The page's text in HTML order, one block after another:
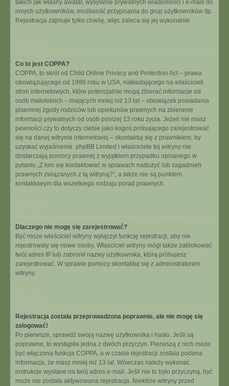
takich jak własny awatar, wysyłanie prywatnych wiadomości i e-maili do
innych użytkowników, możliwość przypisania do grup użytkowników itp.
Rejestracja zajmuje tylko chwilę, więc zaleca się jej wykonanie.
Na górę
Co to jest COPPA?
COPPA, to skrót od Child Online Privacy and Protection Act – prawa
obowiązującego od 1998 roku w USA, nakładającego na właścicieli
stron internetowych, które potencjalnie mogą zbierać informacje od
osób małoletnich – mających mniej niż 13 lat – obowiązek posiadania
pisemnej zgody rodziców lub opiekunów prawnych na zbieranie
informacji prywatnych od osób poniżej 13 roku życia. Jeżeli nie masz
pewności czy to dotyczy ciebie jako kogoś próbującego zarejestrować
się na danej witrynie internetowej – skontaktuj się z prawnikiem, by
uzyskać wyjaśnienie. phpBB Limited i właściciele tej witryny nie
dostarczają pomocy prawnej z wyjątkiem przypadku opisanego w
pytaniu „Z kim się kontaktować w sprawach nadużyć lub zagadnień
prawnych związanych z tą witryną?”, a także nie są punktem
kontaktowym dla wszelkiego rodzaju porad prawnych.
Na górę
Dlaczego nie mogę się zarejestrować?
Być może właściciel witryny wyłączył funkcję rejestracji, aby nie
rejestrowały się nowe osoby. Właściciel witryny mógł także zablokować
twój adres IP lub zabronił nazwy użytkownika, którą próbujesz
zarejestrować. W sprawie pomocy skontaktuj się z administratorem
witryny.
Na górę
Rejestracja została przeprowadzona poprawnie, ale nie mogę się
zalogować!
Po pierwsze, sprawdź swoją nazwę użytkownika i hasło. Jeśli są
poprawne, to wystąpiła jedna z dwóch przyczyn. Pierwszą z nich może
być włączona funkcja COPPA, a w czasie rejestracji została podana
informacja, że masz mniej niż 13 lat. Wówczas należy wykonać
instrukcje wysłane na twój adres e-mail. Jeśli nie to było przyczyną, być
może nie została aktywowana rejestracja. Niektóre witryny przed